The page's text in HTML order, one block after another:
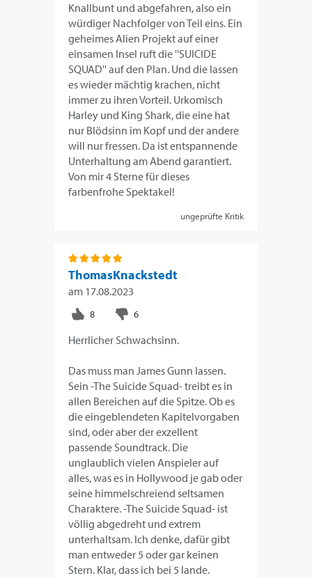
Knallbunt und abgefahren, also ein
würdiger Nachfolger von Teil eins. Ein
geheimes Alien Projekt auf einer
einsamen Insel ruft die ''SUICIDE
SQUAD'' auf den Plan. Und die lassen
es wieder mächtig krachen, nicht
immer zu ihren Vorteil. Urkomisch
Harley und King Shark, die eine hat
nur Blödsinn im Kopf und der andere
will nur fressen. Da ist entspannende
Unterhaltung am Abend garantiert.
Von mir 4 Sterne für dieses
farbenfrohe Spektakel!
ungeprüfte Kritik
ThomasKnackstedt
am 17.08.2023
Herrlicher Schwachsinn.
Das muss man James Gunn lassen.
Sein -The Suicide Squad- treibt es in
allen Bereichen auf die Spitze. Ob es
die eingeblendeten Kapitelvorgaben
sind, oder aber der exzellent
passende Soundtrack. Die
unglaublich vielen Anspieler auf
alles, was es in Hollywood je gab oder
seine himmelschreiend seltsamen
Charaktere. -The Suicide Squad- ist
völlig abgedreht und extrem
unterhaltsam. Ich denke, dafür gibt
man entweder 5 oder gar keinen
Stern. Klar, dass ich bei 5 lande.